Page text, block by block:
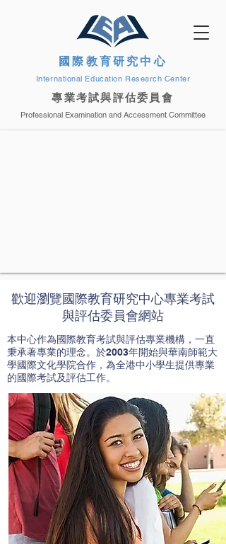
國際教育研究中心
International Education Research Center
專業考試與評估委員會
Professional Examination and Accessment Committee
歡迎瀏覽國際教育研究中心專業考試
與評估委員會網站
本中心作為國際教育考試與評估專業機構，一直
秉承著專業的理念。於2003年開始與華南師範大
學國際文化學院合作，為全港中小學生提供專業
的國際考試及評估工作。